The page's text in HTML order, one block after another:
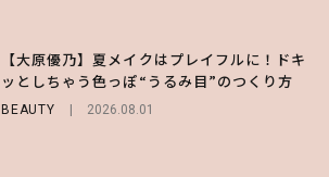
【大原優乃】夏メイクはプレイフルに！ドキ
ッとしちゃう色っぽ“うるみ目”のつくり方
BEAUTY 2026.08.01
【スタバ】約160通りのカスタマイズができ
る⁉ 39店舗限定『My フルーツ³ フラペチー
ノ®』を徹底レポ♡
【谷まりあ】夏は“シアースカート”でさり
げなく肌見せ！透け感のニュアンスを楽しめ
るマストハブアイテム4選